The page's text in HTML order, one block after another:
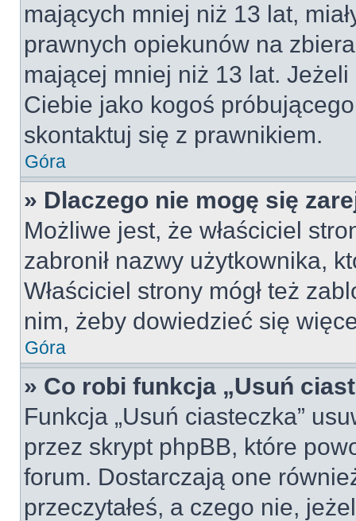
mających mniej niż 13 lat,
prawnych opiekunów na
mającej mniej niż 13 lat.
Ciebie jako kogoś
skontaktuj się z prawnikiem.
Góra
» Dlaczego nie mogę się
Możliwe jest, że właściciel
zabronił nazwy użytkownika,
Właściciel strony mógł też
nim, żeby dowiedzieć się
Góra
» Co robi funkcja „Usuń
Funkcja „Usuń ciasteczka”
przez skrypt phpBB, które
forum. Dostarczają one
przeczytałeś, a czego nie,